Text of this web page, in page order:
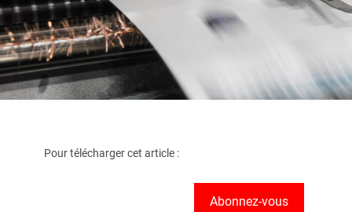
Pour télécharger cet article :
Abonnez-vous